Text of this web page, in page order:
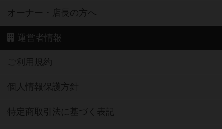
オーナー・店長の方へ
運営者情報
ご利用規約
個人情報保護方針
特定商取引法に基づく表記